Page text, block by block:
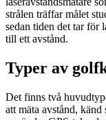
strålen träffar målet
sedan tiden det tar för
till ett avstånd.
Typer av
Det finns två
att mäta avstånd, känd